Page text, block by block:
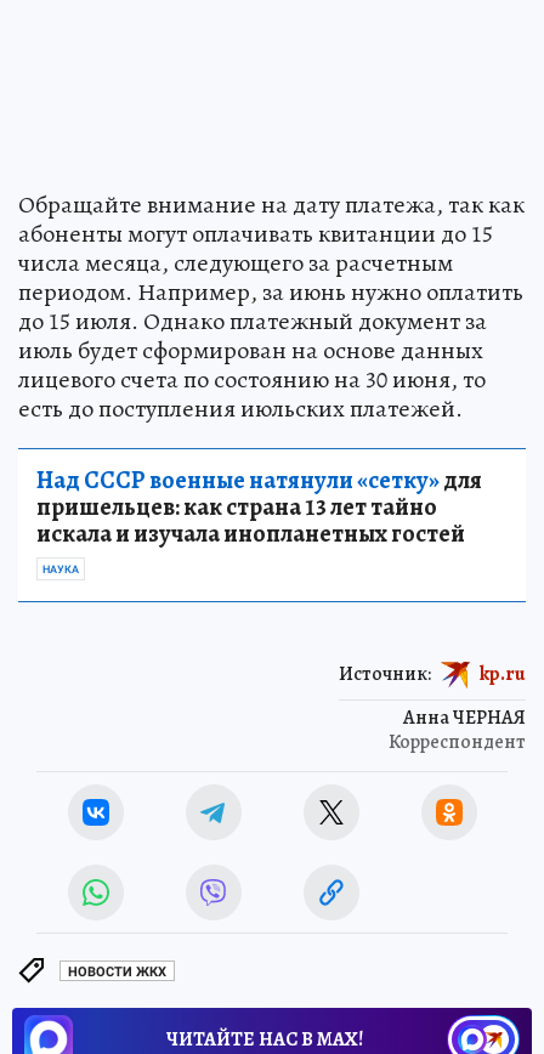
Обращайте внимание на дату платежа, так как
абоненты могут оплачивать квитанции до 15
числа месяца, следующего за расчетным
периодом. Например, за июнь нужно оплатить
до 15 июля. Однако платежный документ за
июль будет сформирован на основе данных
лицевого счета по состоянию на 30 июня, то
есть до поступления июльских платежей.
Над СССР военные натянули «сетку»для
пришельцев: как страна 13 лет тайно
искала и изучала инопланетных гостей
НАУКА
Анна ЧЕРНАЯ
Корреспондент
Источник: kp.ru
НОВОСТИ ЖКХ
ЧИТАЙТЕ НАС В МАХ!